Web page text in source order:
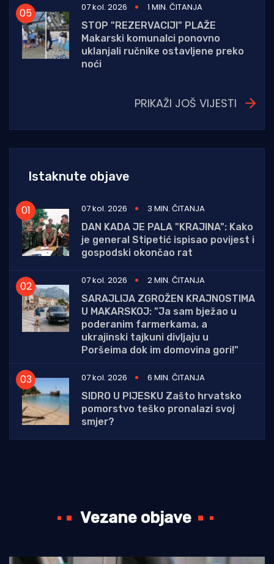
07 kol. 2026
1 MIN. ČITANJA
STOP "REZERVACIJI" PLAŽE
Makarski komunalci ponovno
uklanjali ručnike ostavljene preko
noći
PRIKAŽI JOŠ VIJESTI
Istaknute objave
07 kol. 2026
3 MIN. ČITANJA
DAN KADA JE PALA "KRAJINA": Kako
je general Stipetić ispisao povijest i
gospodski okončao rat
07 kol. 2026
2 MIN. ČITANJA
SARAJLIJA ZGROŽEN KRAJNOSTIMA
U MAKARSKOJ: "Ja sam bježao u
poderanim farmerkama, a
ukrajinski tajkuni divljaju u
Poršeima dok im domovina gori!"
07 kol. 2026
6 MIN. ČITANJA
SIDRO U PIJESKU Zašto hrvatsko
pomorstvo teško pronalazi svoj
smjer?
Vezane objave